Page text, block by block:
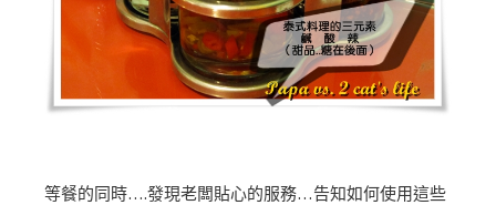
等餐的同時….發現老闆貼心的服務…告知如何使用這些